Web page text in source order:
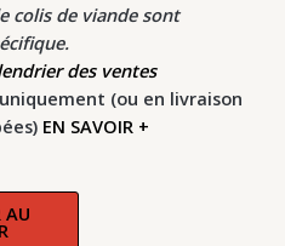
colis de viande sont
des ventes
(ou en livraison
EN SAVOIR +
AU